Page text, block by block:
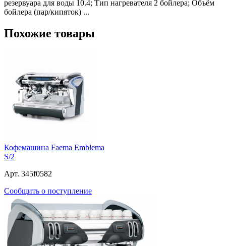
резервуара для воды 10.4; Тип нагревателя 2 бойлера; Объём
бойлера (пар/кипяток) ...
Похожие товары
Кофемашина Faema Emblema
S/2
Арт. 345f0582
Сообщить о поступление